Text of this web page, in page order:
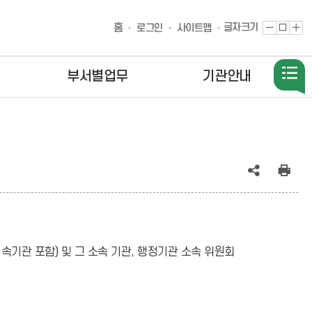
홈 로그인 사이트맵 글자크기
글
축
원
대
로
글
확
대
부서별업무 기관안내
공
기관 포함) 및 그 소속 기관, 행정기관 소속 위원회